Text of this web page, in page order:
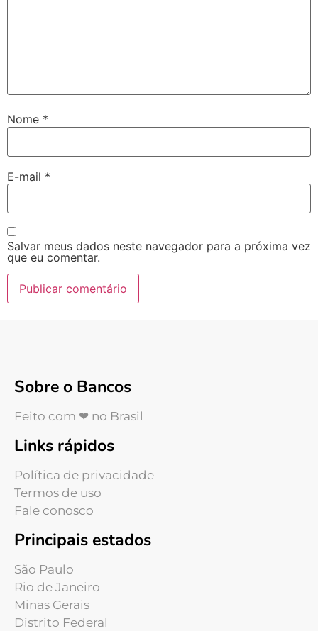
Nome *
E-mail *
Salvar meus dados neste navegador para a próxima vez
que eu comentar.
Sobre o Bancos
Feito com ❤ no Brasil
Links rápidos
Política de privacidade
Termos de uso
Fale conosco
Principais estados
São Paulo
Rio de Janeiro
Minas Gerais
Distrito Federal